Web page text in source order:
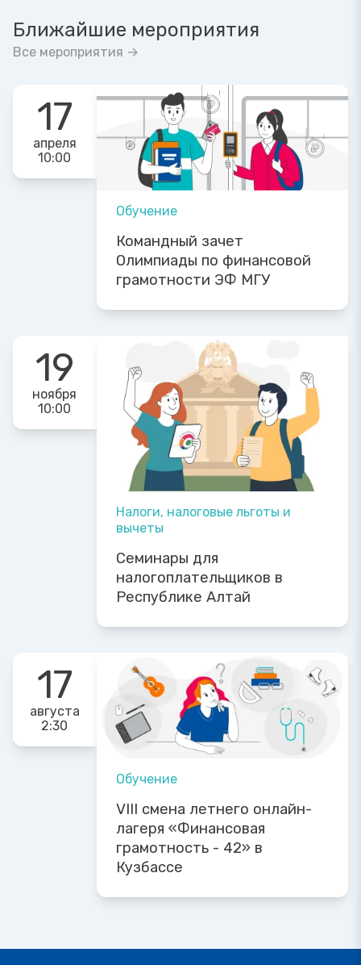
Ближайшие мероприятия
Все мероприятия →
17
апреля
10:00
Обучение
Командный зачет
Олимпиады по финансовой
грамотности ЭФ МГУ
19
ноября
10:00
Налоги, налоговые льготы и
вычеты
Семинары для
налогоплательщиков в
Республике Алтай
17
августа
2:30
Обучение
VIII смена летнего онлайн-
лагеря «Финансовая
грамотность - 42» в
Кузбассе